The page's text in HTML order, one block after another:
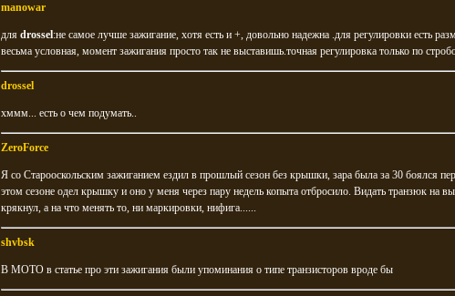
manowar
для drossel:не самое лучше зажигание, хотя есть и +, довольно надежна .для регулировки есть
весьма условная, момент зажигания просто так не выставишь.точная регулировка только по
drossel
хммм... есть о чем подумать..
ZeroForce
Я со Старооскольским зажиганием ездил в прошлый сезон без крышки, зара была за 30 боялся
этом сезоне одел крышку и оно у меня через пару недель копыта отбросило. Видать транзюк на
крякнул, а на что менять то, ни маркировки, нифига......
shvbsk
В МОТО в статье про эти зажигания были упоминания о типе транзисторов вроде бы